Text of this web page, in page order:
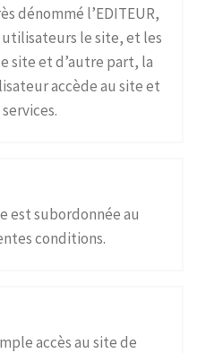
dénommé l’EDITEUR,
utilisateurs le site, et les
site et d’autre part, la
accède au site et
est subordonnée au
conditions.
accès au site de